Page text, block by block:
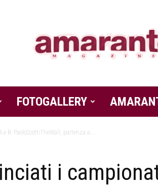
Amaranto
Magazine
FOTOGALLERY
B. PaoloScottiTheWall, partenza a...
i